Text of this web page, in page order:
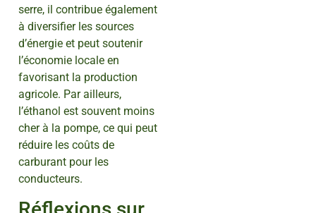
serre, il contribue également
à diversifier les sources
d’énergie et peut soutenir
l’économie locale en
favorisant la production
agricole. Par ailleurs,
l’éthanol est souvent moins
cher à la pompe, ce qui peut
réduire les coûts de
carburant pour les
conducteurs.